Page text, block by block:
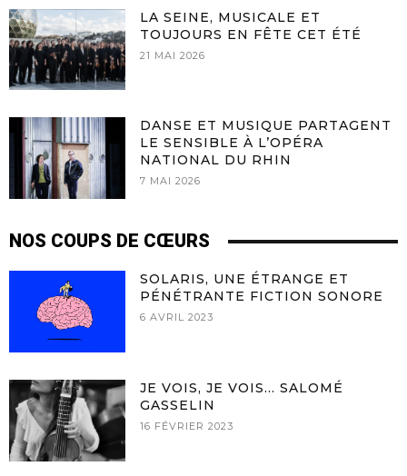
LA SEINE, MUSICALE ET
TOUJOURS EN FÊTE CET ÉTÉ
21 MAI 2026
DANSE ET MUSIQUE PARTAGENT
LE SENSIBLE À L’OPÉRA
NATIONAL DU RHIN
7 MAI 2026
NOS COUPS DE CŒURS
SOLARIS, UNE ÉTRANGE ET
PÉNÉTRANTE FICTION SONORE
6 AVRIL 2023
JE VOIS, JE VOIS… SALOMÉ
GASSELIN
16 FÉVRIER 2023